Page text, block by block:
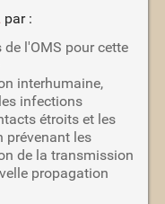
par :
l'OMS pour cette
interhumaine,
infections
étroits et les
prévenant les
de la transmission
propagation